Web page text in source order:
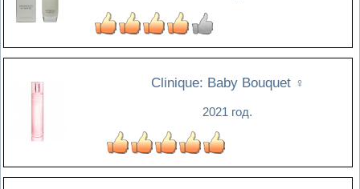
Clinique: Baby Bouquet ♀
2021 год.